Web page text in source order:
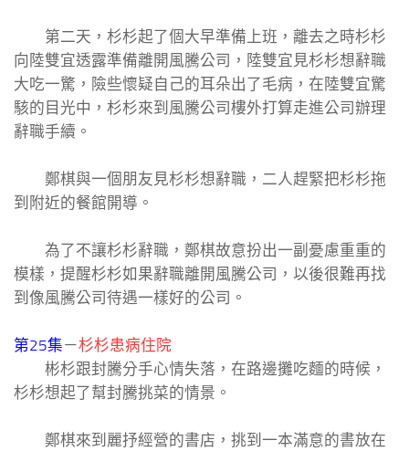
第二天，杉杉起了個大早準備上班，離去之時杉杉
向陸雙宜透露準備離開風騰公司，陸雙宜見杉杉想辭職
大吃一驚，險些懷疑自己的耳朵出了毛病，在陸雙宜驚
駭的目光中，杉杉來到風騰公司樓外打算走進公司辦理
辭職手續。
鄭棋與一個朋友見杉杉想辭職，二人趕緊把杉杉拖
到附近的餐館開導。
為了不讓杉杉辭職，鄭棋故意扮出一副憂慮重重的
模樣，提醒杉杉如果辭職離開風騰公司，以後很難再找
到像風騰公司待遇一樣好的公司。
第25集－杉杉患病住院
彬杉跟封騰分手心情失落，在路邊攤吃麵的時候，
杉杉想起了幫封騰挑菜的情景。
鄭棋來到麗抒經營的書店，挑到一本滿意的書放在